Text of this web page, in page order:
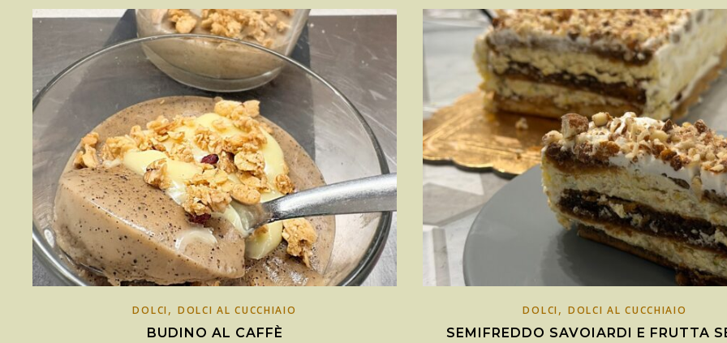
DOLCI, DOLCI AL CUCCHIAIO
BUDINO AL CAFFÈ
DOLCI, DOLCI AL CUCCHIAIO
SEMIFREDDO SAVOIARDI E FRUTTA